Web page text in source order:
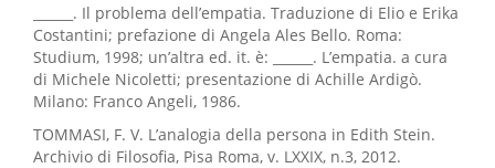
______. Il problema dell’empatia. Traduzione di Elio e Erika
Costantini; prefazione di Angela Ales Bello. Roma:
Studium, 1998; un’altra ed. it. è: ______. L’empatia. a cura
di Michele Nicoletti; presentazione di Achille Ardigò.
Milano: Franco Angeli, 1986.
TOMMASI, F. V. L’analogia della persona in Edith Stein.
Archivio di Filosofia, Pisa Roma, v. LXXIX, n.3, 2012.